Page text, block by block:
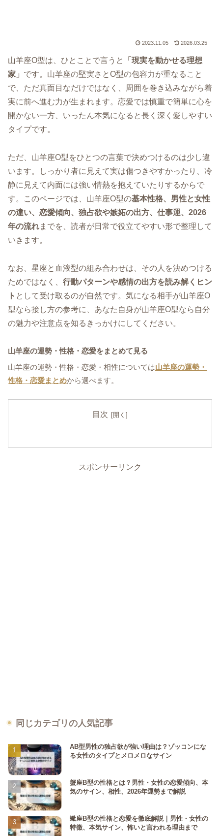
2023.11.05 2026.03.25
山羊座O型は、ひとことで言うと
「現実を動かせる理想
家」 です。山羊座の堅実さとO型の包容力が重なること
で、ただ真面目なだけではなく、周囲を巻き込みながら着
実に前へ進む力が生まれます。恋愛では慎重で簡単に心を
開かない一方、いったん本気になると長く深く愛しやすい
タイプです。
ただ、山羊座O型をひとつの言葉で決めつけるのは少し違
います。しっかり者に見えて実は傷つきやすかったり、冷
静に見えて内面には強い情熱を抱えていたりするからで
す。このページでは、山羊座O型の基本性格、男性と女性
の違い、恋愛傾向、独占欲や嫉妬の出方、仕事運、2026
年の流れまでを、読者が日常で役立てやすい形で整理して
いきます。
なお、星座と血液型の組み合わせは、その人を決めつける
ためではなく、 行動パターンや感情の出方を読み解くヒン
ト として受け取るのが自然です。気になる相手が山羊座O
型なら接し方の参考に、あなた自身が山羊座O型なら自分
の魅力や注意点を知るきっかけにしてください。
山羊座の運勢・性格・恋愛をまとめて見る
山羊座の運勢・性格・恋愛・相性については山羊座の運勢・
性格・恋愛まとめから選べます。
目次
スポンサーリンク
同じカテゴリの人気記事
AB型男性の独占欲が強い理由は？ゾッコンにな
る女性のタイプとメロメロなサイン
蟹座B型の性格とは？男性・女性の恋愛傾向、本
気のサイン、相性、2026年運勢まで解説
蠍座B型の性格と恋愛を徹底解説｜男性・女性の
特徴、本気サイン、怖いと言われる理由まで